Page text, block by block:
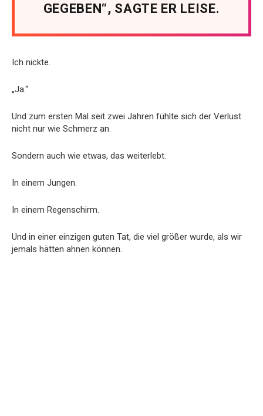
GEGEBEN“, SAGTE ER LEISE.
Ich nickte.
„Ja.“
Und zum ersten Mal seit zwei Jahren fühlte sich der Verlust
nicht nur wie Schmerz an.
Sondern auch wie etwas, das weiterlebt.
In einem Jungen.
In einem Regenschirm.
Und in einer einzigen guten Tat, die viel größer wurde, als wir
jemals hätten ahnen können.